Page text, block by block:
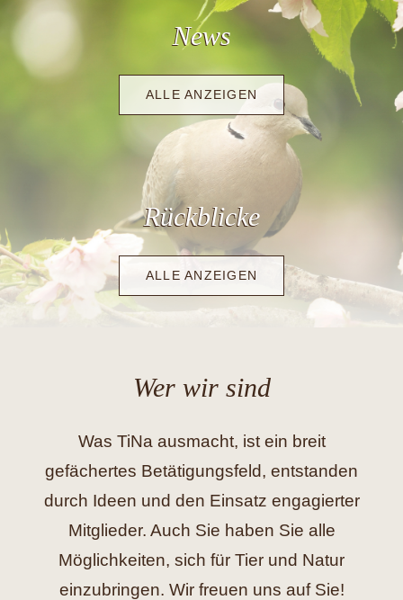
News
ALLE ANZEIGEN
Rückblicke
ALLE ANZEIGEN
Wer wir sind
Was TiNa ausmacht, ist ein breit
gefächertes Betätigungsfeld, entstanden
durch Ideen und den Einsatz engagierter
Mitglieder. Auch Sie haben Sie alle
Möglichkeiten, sich für Tier und Natur
einzubringen. Wir freuen uns auf Sie!